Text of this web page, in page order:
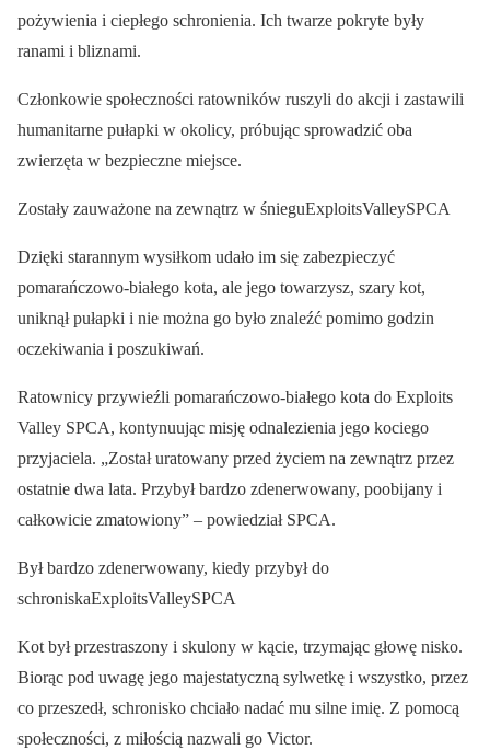
pożywienia i ciepłego schronienia. Ich twarze pokryte były
ranami i bliznami.
Członkowie społeczności ratowników ruszyli do akcji i zastawili
humanitarne pułapki w okolicy, próbując sprowadzić oba
zwierzęta w bezpieczne miejsce.
Zostały zauważone na zewnątrz w śnieguExploitsValleySPCA
Dzięki starannym wysiłkom udało im się zabezpieczyć
pomarańczowo-białego kota, ale jego towarzysz, szary kot,
uniknął pułapki i nie można go było znaleźć pomimo godzin
oczekiwania i poszukiwań.
Ratownicy przywieźli pomarańczowo-białego kota do Exploits
Valley SPCA, kontynuując misję odnalezienia jego kociego
przyjaciela. „Został uratowany przed życiem na zewnątrz przez
ostatnie dwa lata. Przybył bardzo zdenerwowany, poobijany i
całkowicie zmatowiony” – powiedział SPCA.
Był bardzo zdenerwowany, kiedy przybył do
schroniskaExploitsValleySPCA
Kot był przestraszony i skulony w kącie, trzymając głowę nisko.
Biorąc pod uwagę jego majestatyczną sylwetkę i wszystko, przez
co przeszedł, schronisko chciało nadać mu silne imię. Z pomocą
społeczności, z miłością nazwali go Victor.